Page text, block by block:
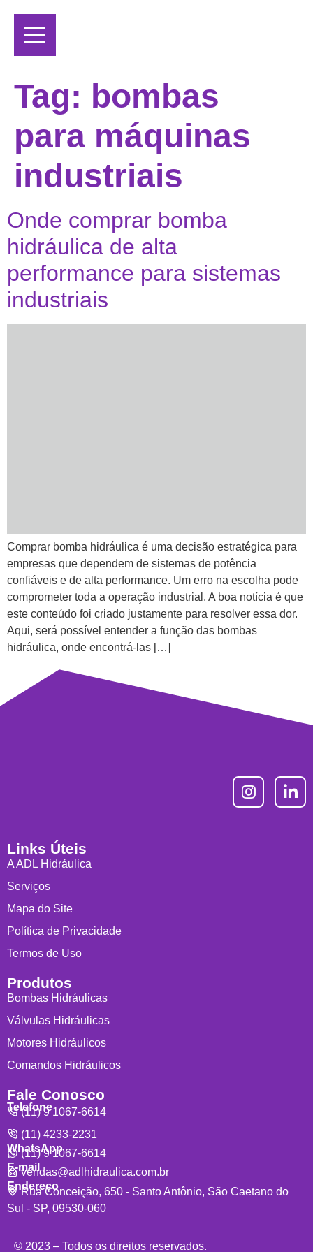
Tag: bombas
para máquinas
industriais
Onde comprar bomba
hidráulica de alta
performance para sistemas
industriais
Comprar bomba hidráulica é uma decisão estratégica para
empresas que dependem de sistemas de potência
confiáveis e de alta performance. Um erro na escolha pode
comprometer toda a operação industrial. A boa notícia é que
este conteúdo foi criado justamente para resolver essa dor.
Aqui, será possível entender a função das bombas
hidráulica, onde encontrá-las […]
Links Úteis
A ADL Hidráulica
Serviços
Mapa do Site
Política de Privacidade
Termos de Uso
Produtos
Bombas Hidráulicas
Válvulas Hidráulicas
Motores Hidráulicos
Comandos Hidráulicos
Fale Conosco
Telefone
(11) 9 1067-6614
(11) 4233-2231
WhatsApp
(11) 9 1067-6614
E-mail
vendas@adlhidraulica.com.br
Endereço
Rua Conceição, 650 - Santo Antônio, São Caetano do
Sul - SP, 09530-060
© 2023 – Todos os direitos reservados.